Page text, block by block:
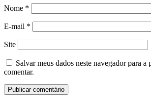
Nome *
E-mail *
Site
Salvar meus dados neste navegador para a
comentar.